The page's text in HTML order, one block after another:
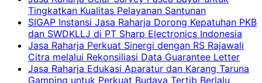
Tingkatkan Kualitas Pelayanan Santunan
SIGAP Instansi Jasa Raharja Dorong Kepatuhan PKB
dan SWDKLLJ di PT Sharp Electronics Indonesia
Jasa Raharja Perkuat Sinergi dengan RS Rajawali
Citra melalui Rekonsiliasi Data Guarantee Letter
Jasa Raharja Edukasi Aparatur dan Karang Taruna
Gamping untuk Perkuat Budaya Tertib Berlalu